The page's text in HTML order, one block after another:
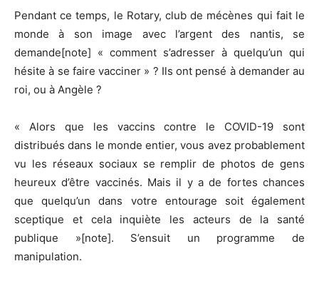
Pendant ce temps, le Rotary, club de mécènes qui fait le
monde à son image avec l’argent des nantis, se
demande[note] « comment s’adresser à quelqu’un qui
hésite à se faire vacciner » ? Ils ont pensé à demander au
roi, ou à Angèle ?
« Alors que les vaccins contre le COVID-19 sont
distribués dans le monde entier, vous avez probablement
vu les réseaux sociaux se remplir de photos de gens
heureux d’être vaccinés. Mais il y a de fortes chances
que quelqu’un dans votre entourage soit également
sceptique et cela inquiète les acteurs de la santé
publique »[note]. S’ensuit un programme de
manipulation.